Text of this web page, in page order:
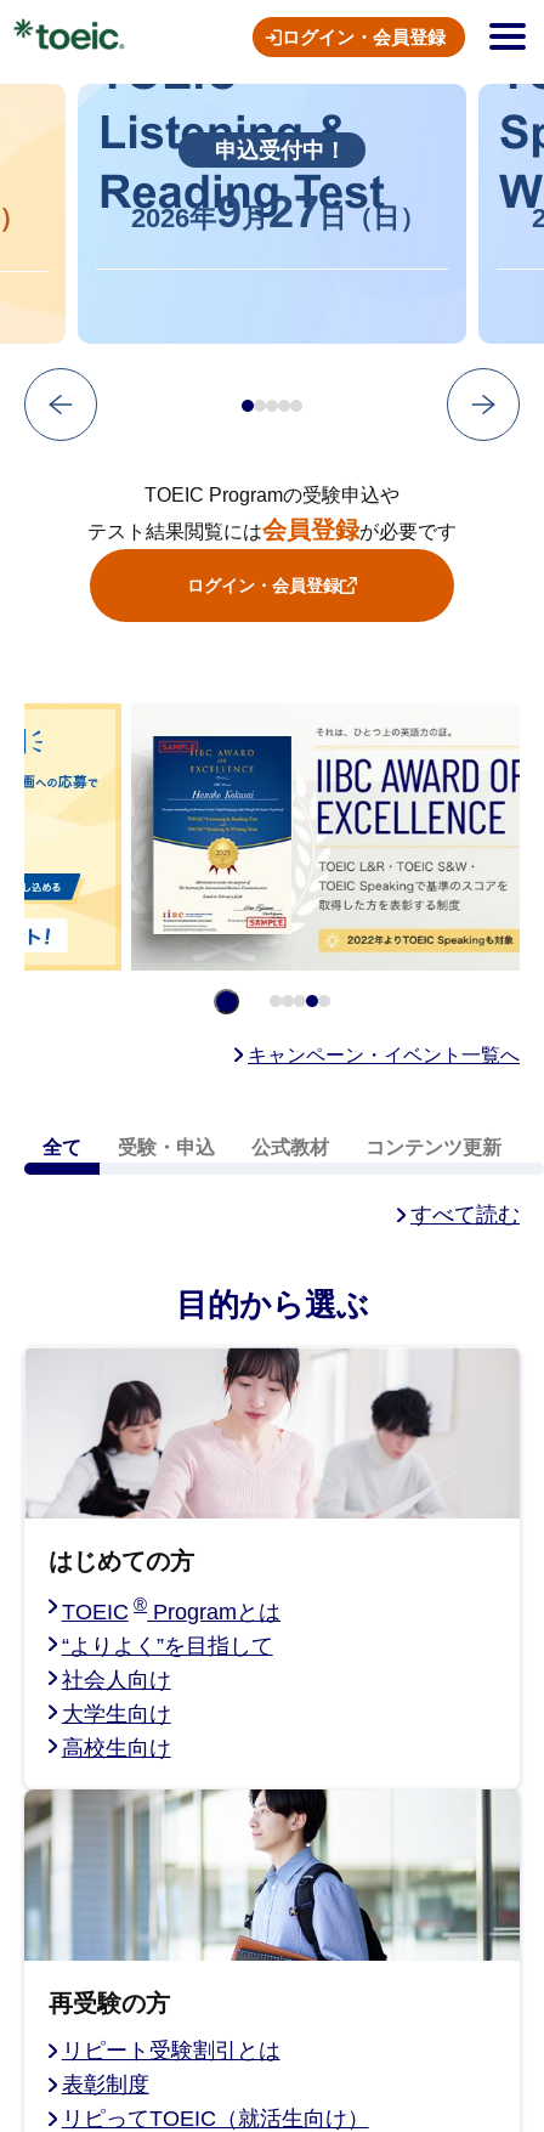
ログイン・会員登録
申込受付中！
2026年9月27 日（日）
TOEIC Programの受験申込や
テスト結果閲覧には会員登録が必要です
ログイン・会員登録
キャンペーン・イベント一覧へ
全て 受験・申込 公式教材 コンテンツ更新
すべて読む
目的から選ぶ
はじめての方
TOEIC ®Programとは
“よりよく”を目指して
社会人向け
大学生向け
高校生向け
再受験の方
リピート受験割引とは
表彰制度
リピってTOEIC（就活生向け）